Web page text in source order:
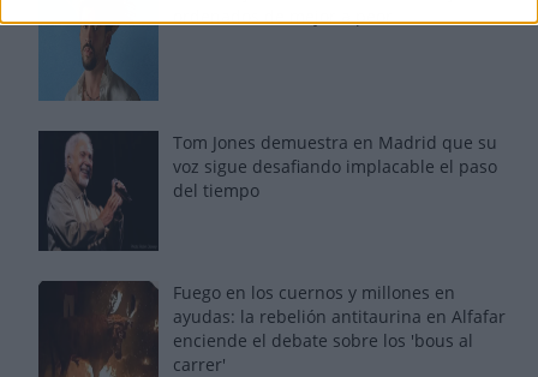
ordenados de mejor a peor
Tom Jones demuestra en Madrid que su
voz sigue desafiando implacable el paso
del tiempo
Fuego en los cuernos y millones en
ayudas: la rebelión antitaurina en Alfafar
enciende el debate sobre los 'bous al
carrer'